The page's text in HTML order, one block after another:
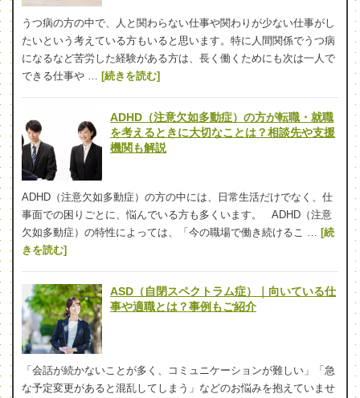
うつ病の方の中で、人と関わらない仕事や関わりが少ない仕事がし
たいという考えている方もいると思います。特に人間関係でうつ病
になるなど苦労した経験がある方は、長く働くためにも次は一人で
できる仕事や … [続きを読む]
ADHD（注意欠如多動症）の方が転職・就職
を考えるときに大切なことは？相談先や支援
機関も解説
ADHD（注意欠如多動症）の方の中には、日常生活だけでなく、仕
事面での困りごとに、悩んでいる方も多くいます。 ADHD（注意
欠如多動症）の特性によっては、「今の職場で働き続けるこ … [続
きを読む]
ASD（自閉スペクトラム症）｜向いている仕
事や適職とは？事例もご紹介
「会話が続かないことが多く、コミュニケーションが難しい」「急
な予定変更があると混乱してしまう」などのお悩みを抱えていませ